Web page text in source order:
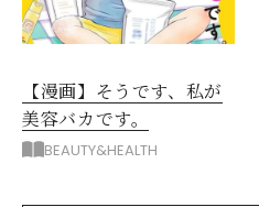
【漫画】そうです、私が
美容バカです。
BEAUTY&HEALTH